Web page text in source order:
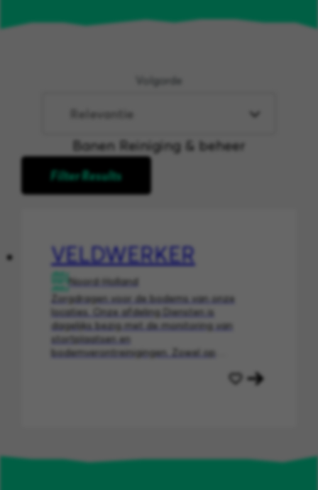
Volgorde
Banen Reiniging & beheer
Filter Results
VELDWERKER
Noord-Holland
Zorgdragen voor de bodems van onze
locaties. Onze afdeling Diensten is
dagelijks bezig met de monitoring van
stortplaatsen en
bodemverontreinigingen. Zowel op